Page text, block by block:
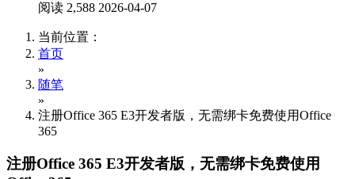
阅读 2,588 2026-04-07
当前位置：
首页
»
随笔
»
注册Office 365 E3开发者版，无需绑卡免费使用Office
365
注册Office 365 E3开发者版，无需绑卡免费使用